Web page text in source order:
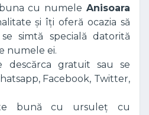
cu numele Anisoara
și îți oferă ocazia să
simtă specială datorită
numele ei.
descărca gratuit sau se
Facebook, Twitter,
bună cu ursuleț cu